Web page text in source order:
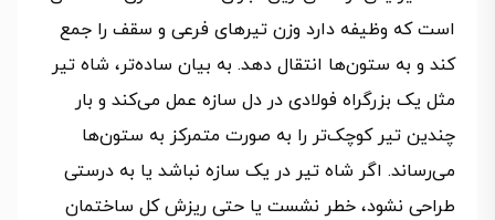
است که وظیفه دارد وزن تیرهای فرعی و سقف را جمع
کند و به ستون‌ها انتقال دهد. به‌ بیان ساده‌تر، شاه تیر
مثل یک بزرگراه فولادی در دل سازه عمل می‌کند و بار
چندین تیر کوچک‌تر را به‌ صورت متمرکز به ستون‌ها
می‌رساند. اگر شاه تیر در یک سازه نباشد یا به‌ درستی
طراحی نشود، خطر نشست یا حتی ریزش کل ساختمان